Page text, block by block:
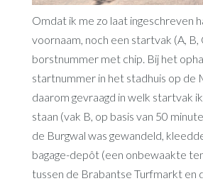
Omdat ik me zo laat ingeschreven
voornaam, noch een startvak (A, B,
borstnummer met chip. Bij het
startnummer in het stadhuis op de
daarom gevraagd in welk startvak
staan (vak B, op basis van 50
de Burgwal was gewandeld,
bagage-depôt (een onbewaakte
tussen de Brabantse Turfmarkt en